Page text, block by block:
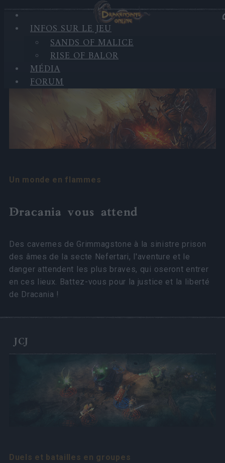
INFOS SUR LE JEU
SANDS OF MALICE
RISE OF BALOR
MÉDIA
FORUM
INFOS SUR LE JEU
Le monde
Un monde en flammes
Dracania vous attend
Des cavernes de Grimmagstone à la sinistre prison
des âmes de la secte Nefertari, l'aventure et le
danger attendent les plus braves, qui oseront entrer
en ces lieux. Battez-vous pour la justice et la liberté
de Dracania !
JCJ
Duels et batailles en groupes